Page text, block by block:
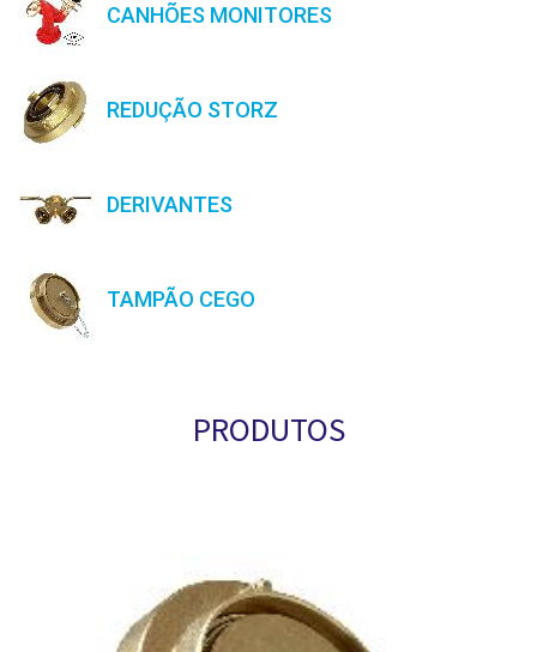
CANHÕES MONITORES
REDUÇÃO STORZ
DERIVANTES
TAMPÃO CEGO
PRODUTOS